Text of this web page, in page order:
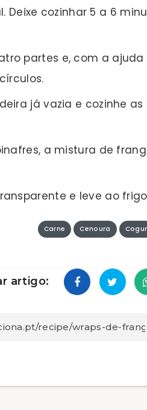
cozinhar 5 a 6
partes e, com a
já vazia e cozinhe
a mistura de
e leve ao
Carne Cenoura
artigo: